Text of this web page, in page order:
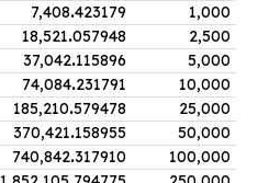
1,000
7,408.423179
2,500
18,521.057948
5,000
37,042.115896
10,000
74,084.231791
25,000
185,210.579478
50,000
370,421.158955
100,000
740,842.317910